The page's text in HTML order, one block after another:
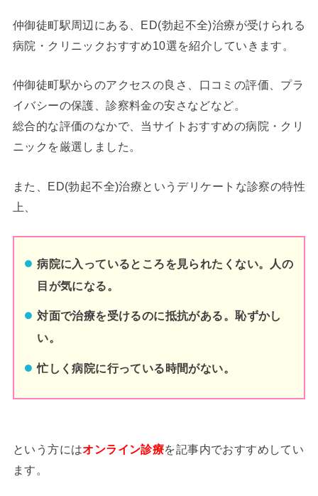
仲御徒町駅周辺にある、ED(勃起不全)治療が受けられる
病院・クリニックおすすめ10選を紹介していきます。
仲御徒町駅からのアクセスの良さ、口コミの評価、プラ
イバシーの保護、診察料金の安さなどなど。
総合的な評価のなかで、当サイトおすすめの病院・クリ
ニックを厳選しました。
また、ED(勃起不全)治療というデリケートな診察の特性
上、
病院に入っているところを見られたくない。人の
目が気になる。
対面で治療を受けるのに抵抗がある。恥ずかし
い。
忙しく病院に行っている時間がない。
という方にはオンライン診療を記事内でおすすめしてい
ます。